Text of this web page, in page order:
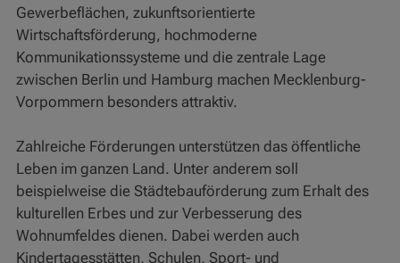
Gewerbeflächen, zukunftsorientierte
Wirtschaftsförderung, hochmoderne
Kommunikationssysteme und die zentrale Lage
zwischen Berlin und Hamburg machen Mecklenburg-
Vorpommern besonders attraktiv.
Zahlreiche Förderungen unterstützen das öffentliche
Leben im ganzen Land. Unter anderem soll
beispielweise die Städtebauförderung zum Erhalt des
kulturellen Erbes und zur Verbesserung des
Wohnumfeldes dienen. Dabei werden auch
Kindertagesstätten, Schulen, Sport- und